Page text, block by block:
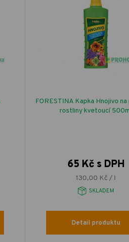
FORESTINA Kapka Hnojivo
rostliny kvetoucí
65 Kč s DPH
130,00 Kč / l
SKLADEM
Detail produktu